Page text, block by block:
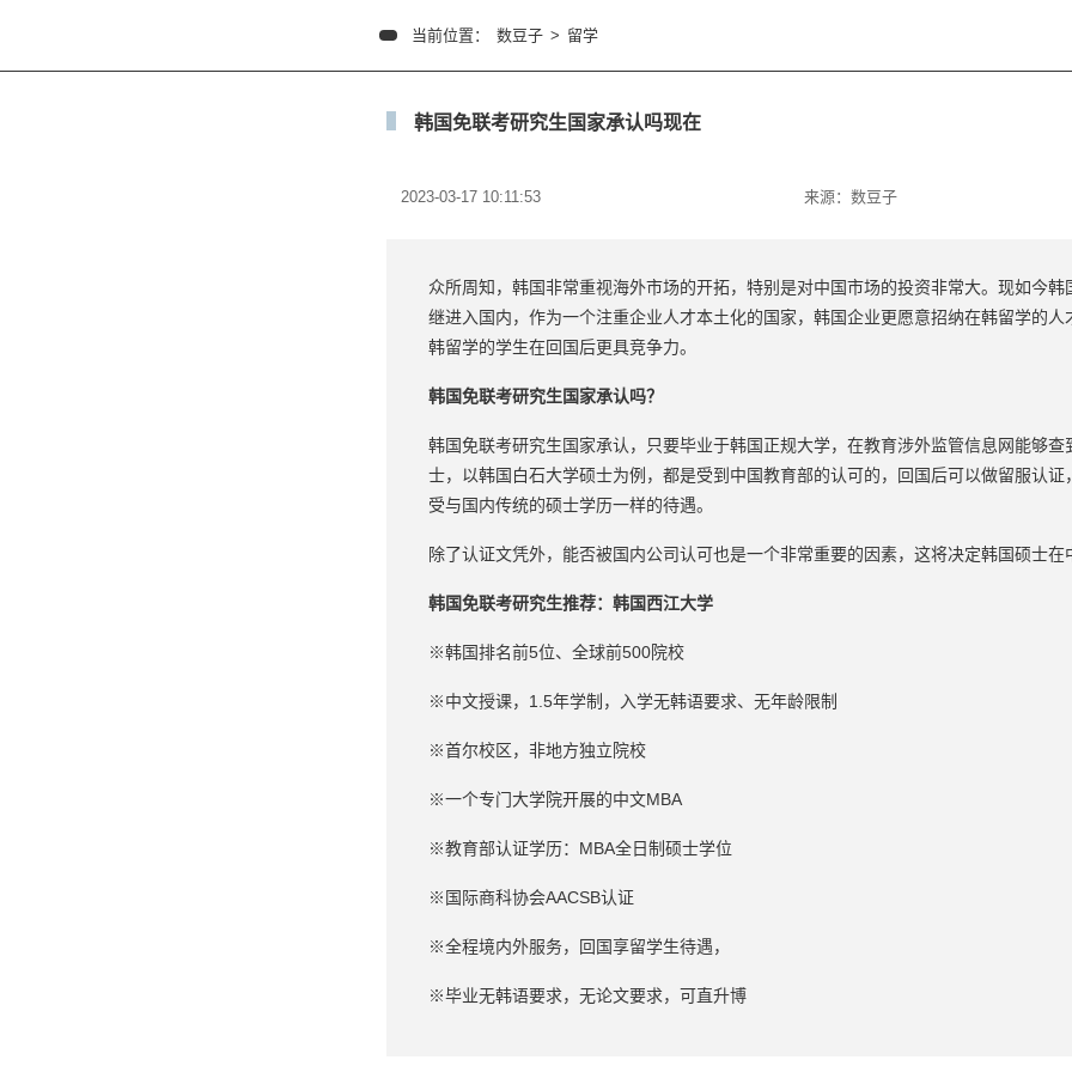
当前位置： 数豆子 > 留学
韩国免联考研究生国家承认吗现在
2023-03-17 10:11:53 来源： 数豆子
众所周知，韩国非常重视海外市场的开拓，特别是对中国市场的投资非常大。现如今韩
继进入国内，作为一个注重企业人才本土化的国家，韩国企业更愿意招纳在韩留学的人
韩留学的学生在回国后更具竞争力。
韩国免联考研究生国家承认吗？
韩国免联考研究生国家承认，只要毕业于韩国正规大学，在教育涉外监管信息网能够查
士，以韩国白石大学硕士为例，都是受到中国教育部的认可的，回国后可以做留服认证
受与国内传统的硕士学历一样的待遇。
除了认证文凭外，能否被国内公司认可也是一个非常重要的因素，这将决定韩国硕士在
韩国免联考研究生推荐：韩国西江大学
※韩国排名前5位、全球前500院校
※中文授课，1.5年学制，入学无韩语要求、无年龄限制
※首尔校区，非地方独立院校
※一个专门大学院开展的中文MBA
※教育部认证学历：MBA全日制硕士学位
※国际商科协会AACSB认证
※全程境内外服务，回国享留学生待遇，
※毕业无韩语要求，无论文要求，可直升博